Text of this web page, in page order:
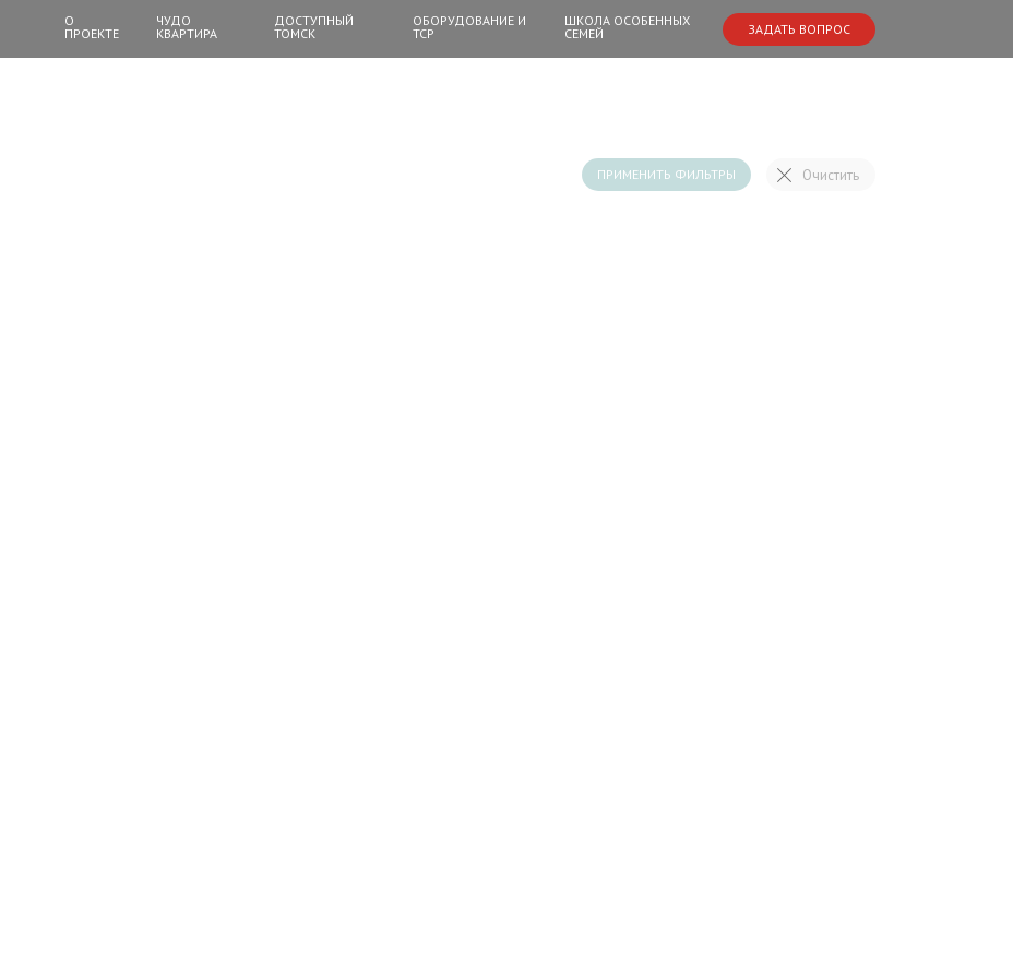
О
ПРОЕКТЕ
ЧУДО
КВАРТИРА
ДОСТУПНЫЙ
ТОМСК
ОБОРУДОВАНИЕ И
ТСР
ШКОЛА ОСОБЕННЫХ
СЕМЕЙ
ЗАДАТЬ ВОПРОС
ПРИМЕНИТЬ ФИЛЬТРЫ Очистить